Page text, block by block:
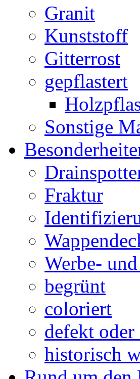
Granit
Kunststoff
Gitterrost
gepflastert
Sonstige
Fraktur
Werbe-
begrünt
coloriert
defekt
historisch